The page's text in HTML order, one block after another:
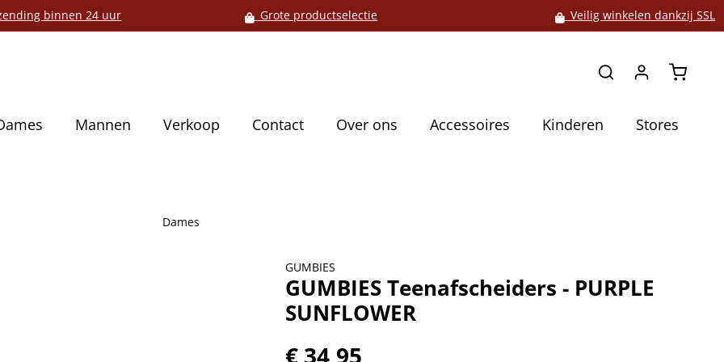
binnen 24 uur Grote productselectie Veilig winkelen dankzij SSL
Mannen Verkoop Contact Over ons Accessoires Kinderen Stores
Dames
GUMBIES
GUMBIES Teenafscheiders - PURPLE
SUNFLOWER
€ 34,95